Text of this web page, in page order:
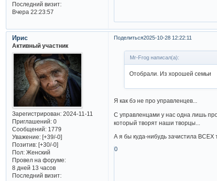
Последний визит:
Вчера 22:23:57
Поделиться2025-10-28 12:22:11
Ирис
Активный участник
Зарегистрирован: 2024-11-11
Приглашений:0
Сообщений:1779
Уважение: [+39/-0]
Позитив: [+30/-0]
Пол:Женский
Провел на форуме:
8 дней 13 часов
Последний визит:
Mr-Frog написал(а):
Отобрали. Из хорошей семьи
Я как бэ не про управленцев...
С управленцами у нас одна лишь
который творят наши творцы...
А я бы куда-нибудь зачистила ВСЕХ
0